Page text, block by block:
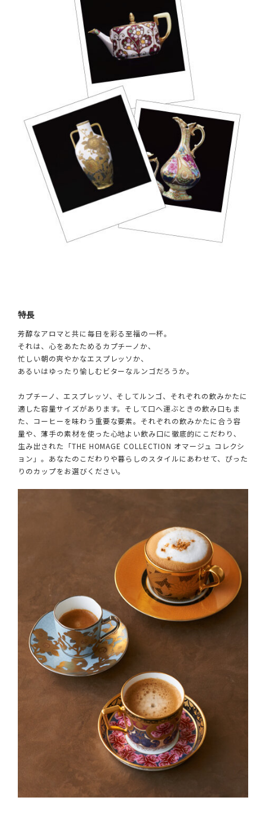
特長
芳醇なアロマと共に毎日を彩る至福の一杯。
それは、心をあたためるカプチーノか、
忙しい朝の爽やかなエスプレッソか、
あるいはゆったり愉しむビターなルンゴだろうか。
カプチーノ、エスプレッソ、そしてルンゴ、それぞれの飲みかたに
適した容量サイズがあります。そして口へ運ぶときの飲み口もま
た、コーヒーを味わう重要な要素。それぞれの飲みかたに合う容
量や、薄手の素材を使った心地よい飲み口に徹底的にこだわり、
生み出された「THE HOMAGE COLLECTION オマージュ コレクシ
ョン」。あなたのこだわりや暮らしのスタイルにあわせて、ぴった
りのカップをお選びください。